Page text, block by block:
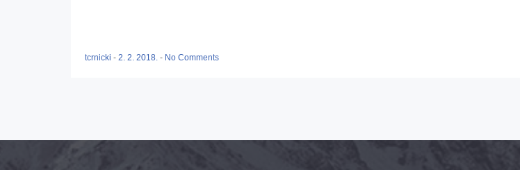
tcrnicki - 2. 2. 2018. - No Comments